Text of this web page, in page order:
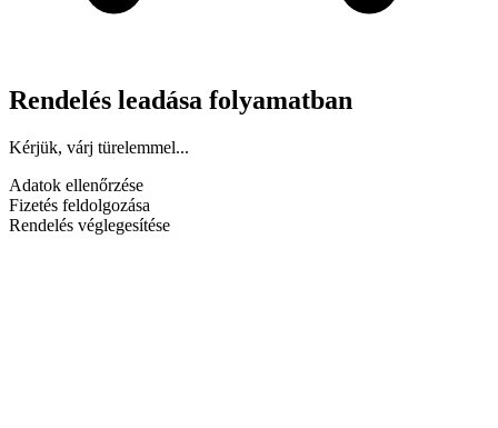
Rendelés leadása folyamatban
Kérjük, várj türelemmel...
Adatok ellenőrzése
Fizetés feldolgozása
Rendelés véglegesítése